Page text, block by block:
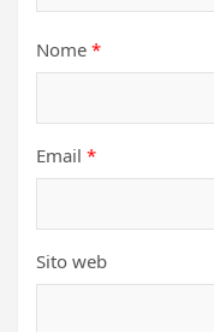
Nome *
Email *
Sito web